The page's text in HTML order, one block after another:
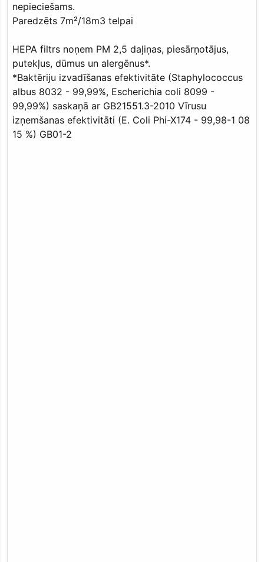
nepieciešams.
Paredzēts 7m²/18m3 telpai
HEPA filtrs noņem PM 2,5 daļiņas, piesārņotājus,
putekļus, dūmus un alergēnus*.
*Baktēriju izvadīšanas efektivitāte (Staphylococcus
albus 8032 - 99,99%, Escherichia coli 8099 -
99,99%) saskaņā ar GB21551.3-2010 Vīrusu
izņemšanas efektivitāti (E. Coli Phi-X174 - 99,98-1 08
15 %) GB01-2